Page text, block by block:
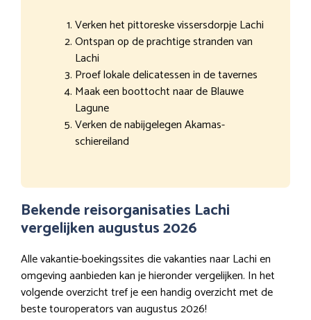
Verken het pittoreske vissersdorpje Lachi
Ontspan op de prachtige stranden van
Lachi
Proef lokale delicatessen in de tavernes
Maak een boottocht naar de Blauwe
Lagune
Verken de nabijgelegen Akamas-
schiereiland
Bekende reisorganisaties Lachi
vergelijken augustus 2026
Alle vakantie-boekingssites die vakanties naar Lachi en
omgeving aanbieden kan je hieronder vergelijken. In het
volgende overzicht tref je een handig overzicht met de
beste touroperators van augustus 2026!